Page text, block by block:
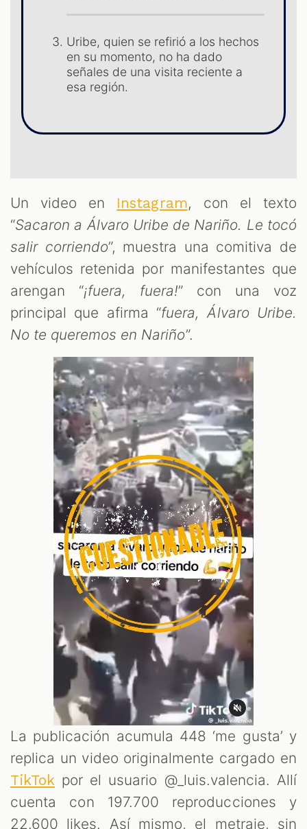
Uribe, quien se refirió a los hechos
en su momento, no ha dado
señales de una visita reciente a
esa región.
Un video en Instagram, con el texto
“Sacaron a Álvaro Uribe de Nariño. Le tocó
salir corriendo”, muestra una comitiva de
vehículos retenida por manifestantes que
arengan “¡fuera, fuera!” con una voz
principal que afirma “fuera, Álvaro Uribe.
No te queremos en Nariño”.
La publicación acumula 448 ‘me gusta’ y
replica un video originalmente cargado en
TikTok por el usuario @_luis.valencia. Allí
cuenta con 197.700 reproducciones y
22.600 likes. Así mismo, el metraje, sin